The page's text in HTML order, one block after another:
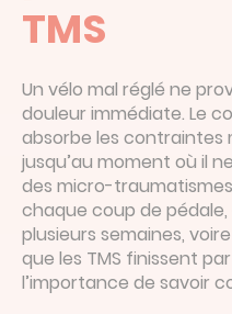
TMS
Un vélo mal réglé ne
douleur immédiate. Le
absorbe les contraintes
jusqu’au moment où il
des micro-
chaque coup de
plusieurs semaines,
que les TMS finissent
l’importance de savoir